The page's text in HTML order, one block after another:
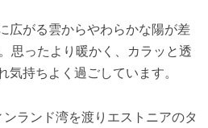
広がる雲からやわらかな陽が差
思ったより暖かく、カラッと透
持ちよく過ごしています。
ランド湾を渡りエストニアのタ